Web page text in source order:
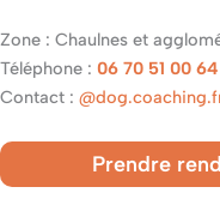
Zone : Chaulnes et
Téléphone : 06 70 51 00 64
Contact :
Prendre